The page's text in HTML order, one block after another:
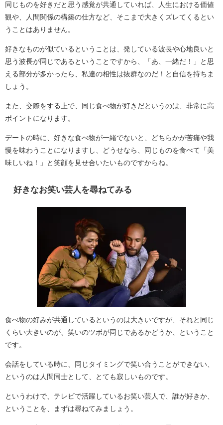
同じものを好きだと思う感覚が共通していれば、人生における価値
観や、人間関係の構築の仕方など、そこまで大きくズレてくるとい
うことはありません。
好きなものが似ているということは、発している波長や心地良いと
思う波長が同じであるということですから、「あ、一緒だ！」と思
える部分が多かったら、私達の相性は抜群なのだ！と自信を持ちま
しょう。
また、交際をする上で、同じ食べ物が好きだというのは、非常に高
ポイントになります。
デートの時に、好きな食べ物が一緒でないと、どちらかが苦痛や我
慢を味わうことになりますし、どうせなら、同じものを食べて「美
味しいね！」と笑顔を見せ合いたいものですからね。
好きなお笑い芸人を尋ねてみる
食べ物の好みが共通しているというのは大きいですが、それと同じ
くらい大きいのが、笑いのツボが同じであるかどうか、ということ
です。
会話をしている時に、同じタイミングで笑い合うことができない、
というのは人間同士として、とても寂しいものです。
というわけで、テレビで活躍しているお笑い芸人で、誰が好きか、
ということを、まずは尋ねてみましょう。